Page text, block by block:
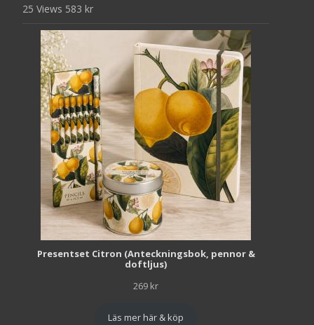
25 Views 583 kr
Presentset Citron (Anteckningsbok, pennor &
doftljus)
269 kr
Läs mer här & köp